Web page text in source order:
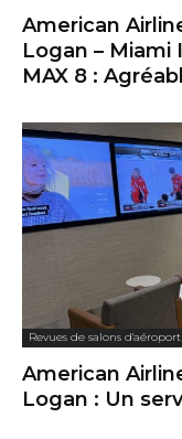
American
Logan –
MAX 8 :
Revues de salons d'aéroport
American
Logan : Un